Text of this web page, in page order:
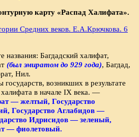
карту «Распад Халифата».
названия: Багдадский халифат,
(был эмиратом до 929 года), Багдад,
Нил.
государств, возникших в результате
в начале IX века. —
— желтый, Государство
Государство Аглабидов —
Идрисидов — зеленый,
— фиолетовый.